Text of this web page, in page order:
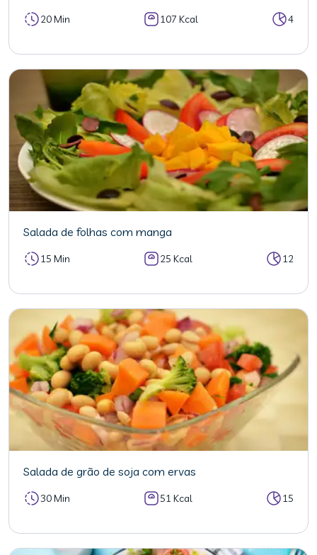
20 Min 107 Kcal 4
Salada de folhas com manga
15 Min 25 Kcal 12
Salada de grão de soja com ervas
30 Min 51 Kcal 15